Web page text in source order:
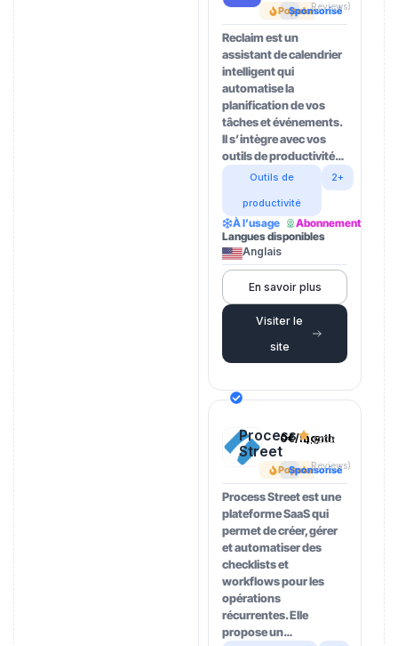
Popular
Sponsorisé
Reviews)
Reclaim est un
assistant de calendrier
intelligent qui
automatise la
planification de vos
tâches et événements.
Il s’intègre avec vos
outils de productivité…
Outils de
productivité
2+
À l’usage
Abonnement
Langues disponibles
Anglais
En savoir plus
Visiter le
site
Process
Street
Popular
Sponsorisé
0€/month
4.5(202
Reviews)
Process Street est une
plateforme SaaS qui
permet de créer, gérer
et automatiser des
checklists et
workflows pour les
opérations
récurrentes. Elle
propose un…